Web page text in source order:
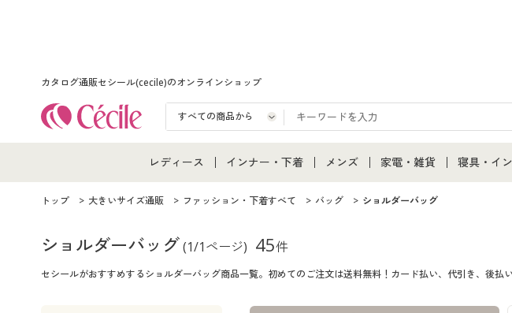
カタログ通販セシール(cecile)のオンラインショップ
レディース
レディース通販すべて
レディースファッション
女性下着
インナー・下着
インナー・下着通販すべて
女性下着
メンズ下着
メンズ
メンズ通販すべて
メンズ下着
家電・雑貨
家電・雑貨すべて
キッチン・雑貨・日用品
寝具・イ
寝具・ベ
トップ 大きいサイズ通販 ファッション・下着すべて バッグ ショルダーバッグ
ショルダーバッグ(1/1ページ) 45件
セシールがおすすめするショルダーバッグ商品一覧。初めてのご注文は送料無料！カード払い、代引き、後払